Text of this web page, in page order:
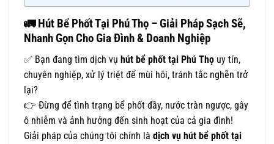
🚛Hút Bể Phốt Tại Phú Thọ – Giải Pháp Sạch Sẽ,
Nhanh Gọn Cho Gia Đình & Doanh Nghiệp
✅ Bạn đang tìm dịch vụ hút bể phốt tại Phú Thọ uy tín,
chuyên nghiệp, xử lý triệt để mùi hôi, tránh tắc nghẽn trở
lại?
👉 Đừng để tình trạng bể phốt đầy, nước tràn ngược, gây
ô nhiễm và ảnh hưởng đến sinh hoạt của cả gia đình!
Giải pháp của chúng tôi chính là dịch vụ hút bể phốt tại